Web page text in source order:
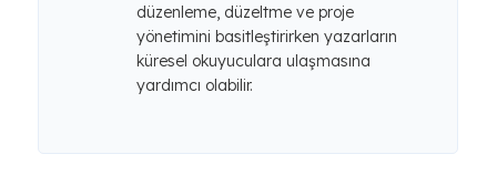
düzenleme, düzeltme ve proje
yönetimini basitleştirirken yazarların
küresel okuyuculara ulaşmasına
yardımcı olabilir.